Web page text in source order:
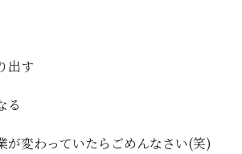
出す
る
が変わっていたらごめんなさい(笑)